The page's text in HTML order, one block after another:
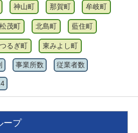
神山町 那賀町 牟岐町
松茂町 北島町 藍住町
つるぎ町 東みよし町
事業所数 従業者数
ープ